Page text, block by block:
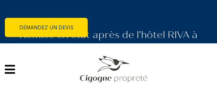
DEMANDEZ UN DEVIS
Remise en état après de l’hôtel RIVA à